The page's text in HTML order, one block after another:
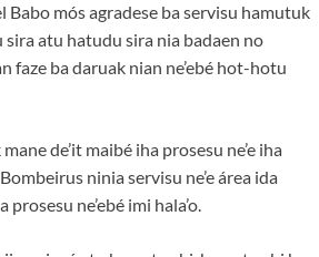
mós agradese ba servisu hamutuk
sira atu hatudu sira nia badaen no
faze ba daruak nian ne’ebé hot-hotu
de’it maibé iha prosesu ne’e iha
ninia servisu ne’e área ida
ne’ebé imi hala’o.